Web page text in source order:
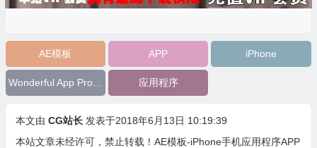
AE模板 APP iPhone
应用程序
本文由 CG站长 发表于2018年6月13日 10:19:39
本站文章未经许可，禁止转载！ AE模板-iPhone手机应用程序APP